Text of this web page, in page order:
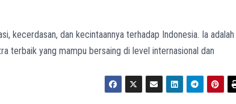
kecerdasan, dan kecintaannya terhadap Indonesia. Ia adalah
terbaik yang mampu bersaing di level internasional dan